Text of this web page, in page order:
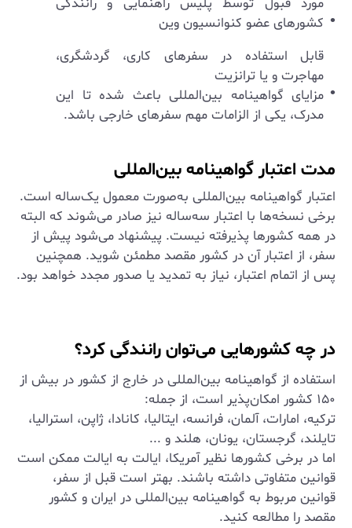
کشورهای عضو کنوانسیون وین
قابل استفاده در سفرهای کاری، گردشگری،
مهاجرت و یا ترانزیت
مزایای گواهینامه بین‌المللی باعث شده تا این
مدرک، یکی از الزامات مهم سفرهای خارجی باشد.
مدت اعتبار گواهینامه بین‌المللی
اعتبار گواهینامه بین‌المللی به‌صورت معمول یک‌ساله است.
برخی نسخه‌ها با اعتبار سه‌ساله نیز صادر می‌شوند که البته
در همه کشورها پذیرفته نیست. پیشنهاد می‌شود پیش از
سفر، از اعتبار آن در کشور مقصد مطمئن شوید. همچنین
پس از اتمام اعتبار، نیاز به تمدید یا صدور مجدد خواهد بود.
در چه کشورهایی می‌توان رانندگی کرد؟
استفاده از گواهینامه بین‌المللی در خارج از کشور در بیش از
۱۵۰ کشور امکان‌پذیر است، از جمله:
ترکیه، امارات، آلمان، فرانسه، ایتالیا، کانادا، ژاپن، استرالیا،
تایلند، گرجستان، یونان، هلند و ...
اما در برخی کشورها نظیر آمریکا، ایالت به ایالت ممکن است
قوانین متفاوتی داشته باشند. بهتر است قبل از سفر،
قوانین مربوط به گواهینامه بین‌المللی در ایران و کشور
مقصد را مطالعه کنید.